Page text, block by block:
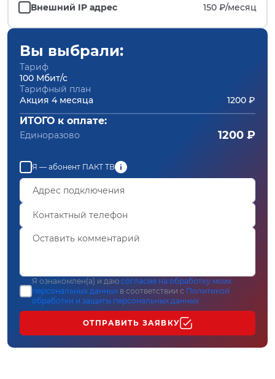
Внешний IP адрес 150 ₽/месяц
Вы выбрали:
Тариф
100 Мбит/с
Тарифный план
Акция 4 месяца
1200 ₽
ИТОГО к оплате:
Единоразово 1200 ₽
Я — абонент ПАКТ ТВ
Я ознакомлен(а) и даю согласие на обработку моих
персональных данных в соответствии с Политикой
обработки и защиты персональных данных
ОТПРАВИТЬ ЗАЯВКУ